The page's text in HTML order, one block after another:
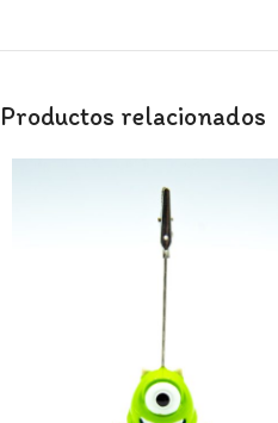
Productos relacionados